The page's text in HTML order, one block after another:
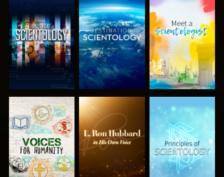
SERIE
ENTDECKEN
SERIE
ENTDECKEN
SERIE
ENTDECKEN